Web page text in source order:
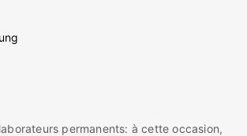
permanents: à cette occasion,